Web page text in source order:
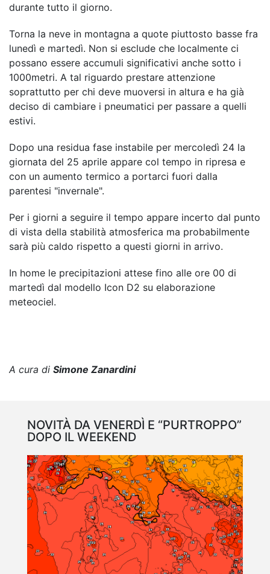
durante tutto il giorno.
Torna la neve in montagna a quote piuttosto basse fra
lunedì e martedì. Non si esclude che localmente ci
possano essere accumuli significativi anche sotto i
1000metri. A tal riguardo prestare attenzione
soprattutto per chi deve muoversi in altura e ha già
deciso di cambiare i pneumatici per passare a quelli
estivi.
Dopo una residua fase instabile per mercoledì 24 la
giornata del 25 aprile appare col tempo in ripresa e
con un aumento termico a portarci fuori dalla
parentesi "invernale".
Per i giorni a seguire il tempo appare incerto dal punto
di vista della stabilità atmosferica ma probabilmente
sarà più caldo rispetto a questi giorni in arrivo.
In home le precipitazioni attese fino alle ore 00 di
martedì dal modello Icon D2 su elaborazione
meteociel.
A cura di Simone Zanardini
NOVITÀ DA VENERDÌ E “PURTROPPO”
DOPO IL WEEKEND